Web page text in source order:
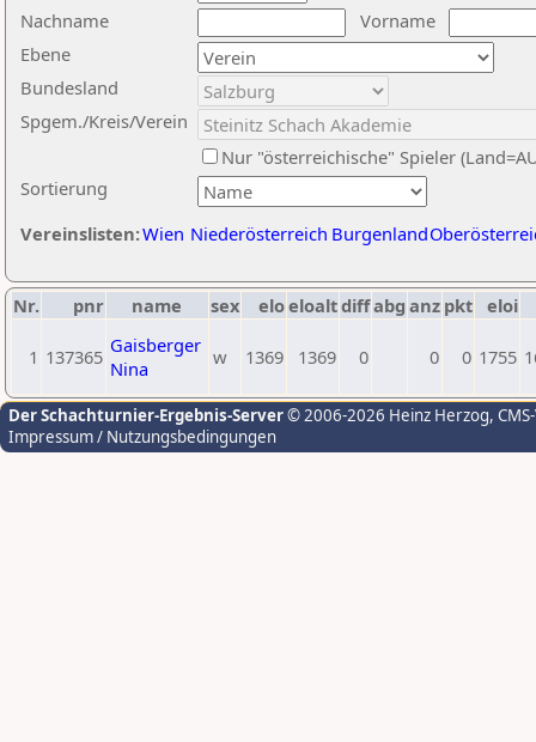
Nachname
Vorname
Ebene
Sortierung
Bundesland
Spgem./Kreis/Verein
Nur "österreichische" Spieler
Vereinslisten:Wien Niederösterreich Burgenland
Nr. pnr name sex eloeloaltdiffabg anz pkt eloi
1 137365 Gaisberger
Nina
w 1369 1369 0 0 0 1755
Der Schachturnier-Ergebnis-Server© 2006-2026 Heinz Herzog,
Impressum / Nutzungsbedingungen